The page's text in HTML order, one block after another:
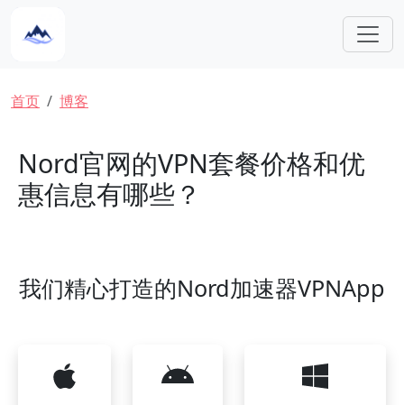
面包屑
首页 博客
Nord官网的VPN套餐价格和优
惠信息有哪些？
我们精心打造的Nord加速器VPNApp